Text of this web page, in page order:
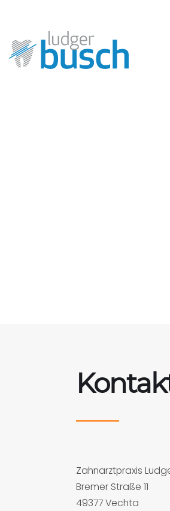
Zahnarztpraxis
Bremer Straße 11
49377 Vechta